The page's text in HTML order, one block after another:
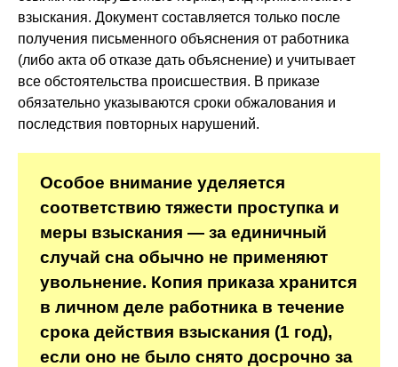
взыскания. Документ составляется только после
получения письменного объяснения от работника
(либо акта об отказе дать объяснение) и учитывает
все обстоятельства происшествия. В приказе
обязательно указываются сроки обжалования и
последствия повторных нарушений.
Особое внимание уделяется
соответствию тяжести проступка и
меры взыскания — за единичный
случай сна обычно не применяют
увольнение. Копия приказа хранится
в личном деле работника в течение
срока действия взыскания (1 год),
если оно не было снято досрочно за